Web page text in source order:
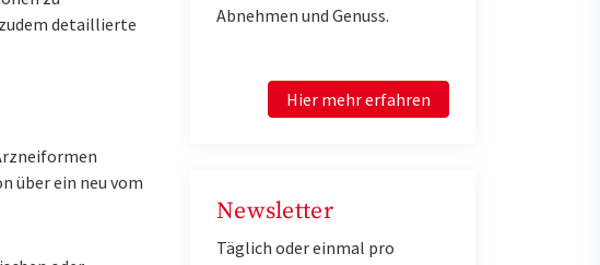
detaillierte
über ein neu vom
Abnehmen und Genuss.
Hier mehr erfahren
Newsletter
Täglich oder einmal pro